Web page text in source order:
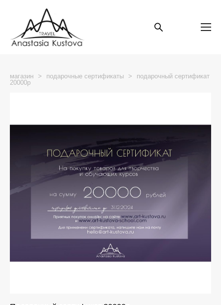
магазин > подарочные сертификаты >
подарочный сертификат
20000р